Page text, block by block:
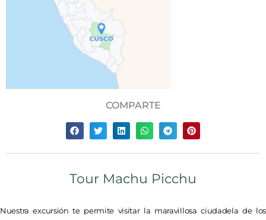
COMPARTE
Tour Machu Picchu
Nuestra excursión te permite visitar la maravillosa ciudadela de los